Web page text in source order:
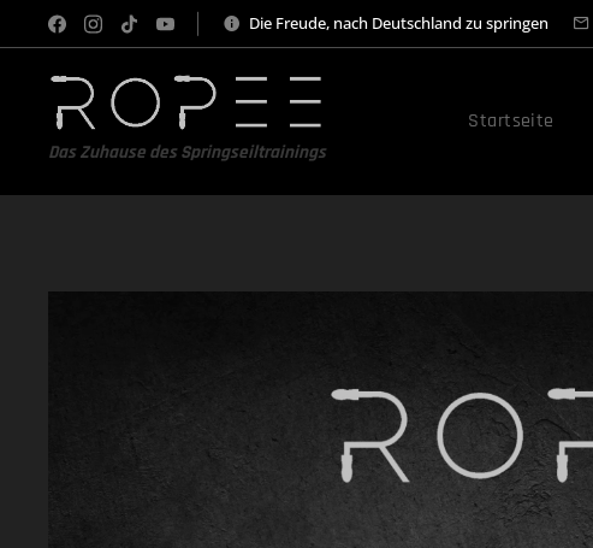
Die Freude, nach Deutschland zu springen
Das Zuhause des Springseiltrainings
Startseite